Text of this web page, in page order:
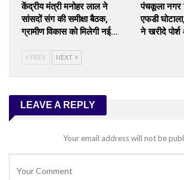
केंद्रीय मंत्री मनोहर लाल ने
सांसदों संग की समीक्षा बैठक,
ग्रामीण विकास को मिलेगी नई…
पंचकूला नगर
एफडी
ने खरीदे
PREV NEXT
LEAVE A REPLY
Your email address will not be